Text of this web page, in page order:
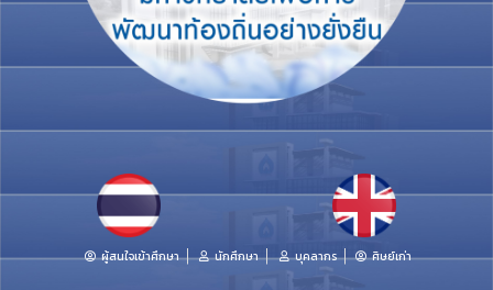
ผู้สนใจเข้าศึกษา นักศึกษา บุคลากร ศิษย์เก่า